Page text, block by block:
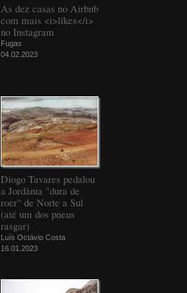
As dez casas no Airbnb
com mais <i>likes</i>
no Instagram
Fugas
04.02.2023
Diogo Tavares pedalou
a Jordânia "dura de
roer" de Norte a Sul
(até um dos pneus
rasgar)
Luís Octávio Costa
16.01.2023